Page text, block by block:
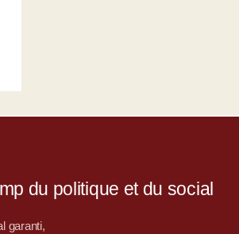
du politique et du social
garanti,